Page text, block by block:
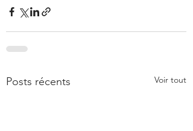
Posts récents Voir tout